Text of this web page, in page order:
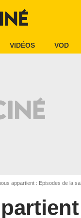
VIDÉOS VOD
appartient : Episodes de la